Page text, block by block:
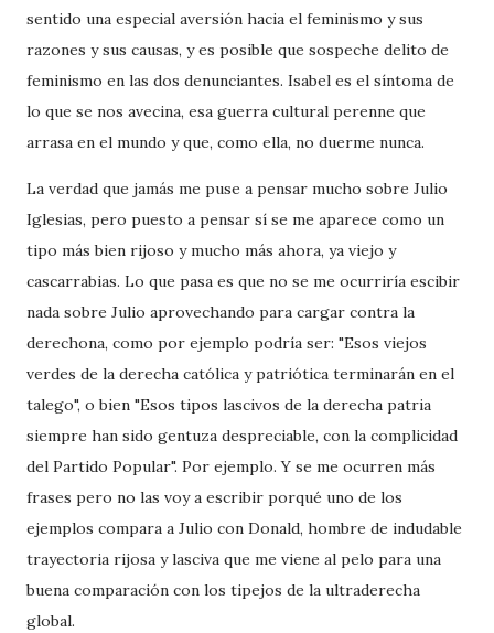
sentido una especial aversión hacia el feminismo y sus
razones y sus causas, y es posible que sospeche delito de
feminismo en las dos denunciantes. Isabel es el síntoma de
lo que se nos avecina, esa guerra cultural perenne que
arrasa en el mundo y que, como ella, no duerme nunca.
La verdad que jamás me puse a pensar mucho sobre Julio
Iglesias, pero puesto a pensar sí se me aparece como un
tipo más bien rijoso y mucho más ahora, ya viejo y
cascarrabias. Lo que pasa es que no se me ocurriría escibir
nada sobre Julio aprovechando para cargar contra la
derechona, como por ejemplo podría ser: "Esos viejos
verdes de la derecha católica y patriótica terminarán en el
talego", o bien "Esos tipos lascivos de la derecha patria
siempre han sido gentuza despreciable, con la complicidad
del Partido Popular". Por ejemplo. Y se me ocurren más
frases pero no las voy a escribir porqué uno de los
ejemplos compara a Julio con Donald, hombre de indudable
trayectoria rijosa y lasciva que me viene al pelo para una
buena comparación con los tipejos de la ultraderecha
global.